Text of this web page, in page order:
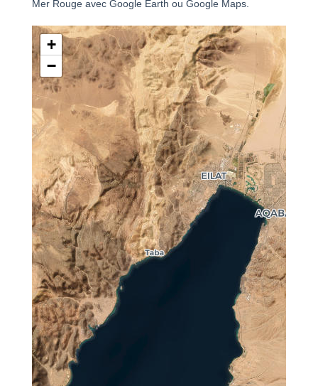
Mer Rouge avec Google Earth ou Google Maps.
+
−